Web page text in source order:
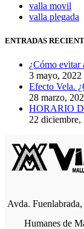
valla movil
valla plegada
ENTRADAS
¿Cómo evitar
3 mayo, 2022
Efecto Vela.
28 marzo,
HORARIO
22 diciembre,
Avda.
Humanes de